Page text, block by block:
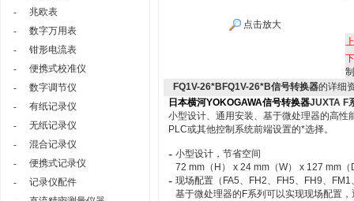
-
兆欧表
-
数字万用表
-
钳形电流表
-
便携式校准仪
-
数字调节仪
-
有纸记录仪
-
无纸记录仪
-
混合记录仪
-
便携式记录仪
-
记录仪配件
点击放大
FQ1V-26*BFQ1V-26*B信号转换器的详细
日本横河YOKOGAWA信号转换器JUXTA F
小型设计、通用安装、基于微处理器的高
PLC或其他控制系统前端设置的*选择。
- 小型设计，节省空间
72 mm（H） x 24 mm（W） x 127 mm（
- 现场配置（FA5、FH2、FH5、FH9、
基于微处理器的F系列可以实现现场配置